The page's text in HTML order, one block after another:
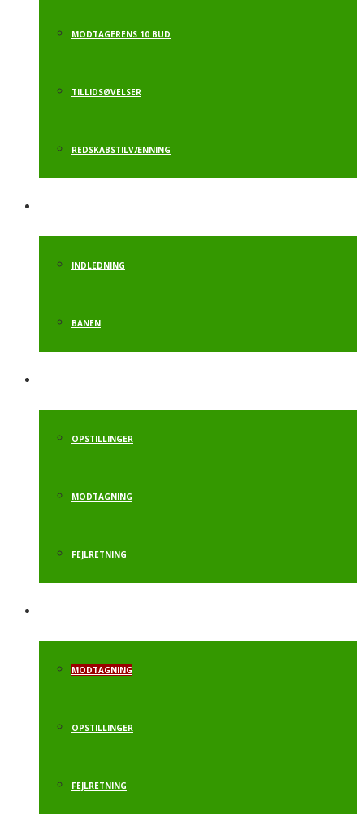
MODTAGERENS 10 BUD
TILLIDSØVELSER
REDSKABSTILVÆNNING
INDLEDNING
BANEN
OPSTILLINGER
MODTAGNING
FEJLRETNING
MODTAGNING
OPSTILLINGER
FEJLRETNING